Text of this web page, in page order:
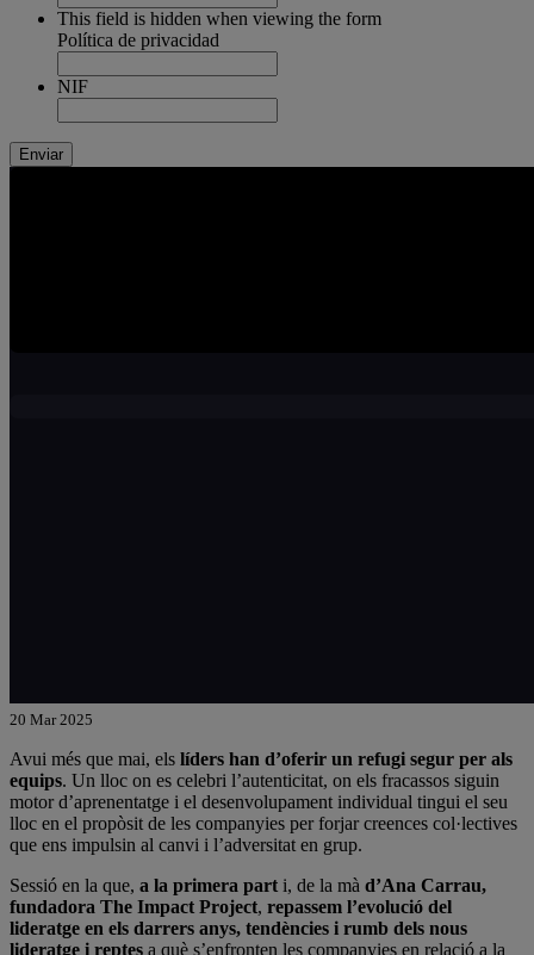
This field is hidden when viewing the form
Política de privacidad
NIF
20 Mar 2025
Avui més que mai, els líders han d’oferir un refugi segur per als
equips. Un lloc on es celebri l’autenticitat, on els fracassos siguin
motor d’aprenentatge i el desenvolupament individual tingui el seu
lloc en el propòsit de les companyies per forjar creences col·lectives
que ens impulsin al canvi i l’adversitat en grup.
Sessió en la que, a la primera part i, de la mà d’Ana Carrau,
fundadora The Impact Project, repassem l’evolució del
lideratge en els darrers anys, tendències i rumb dels nous
lideratge i reptes a què s’enfronten les companyies en relació a la